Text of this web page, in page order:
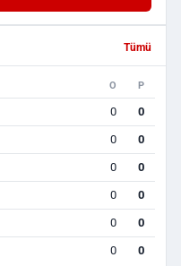
Tümü
O P
0 0
0 0
0 0
0 0
0 0
0 0